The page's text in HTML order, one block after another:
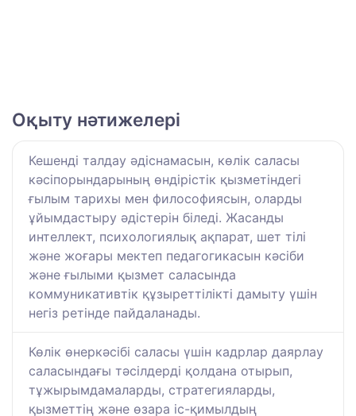
Оқыту нәтижелері
Кешенді талдау әдіснамасын, көлік саласы
кәсіпорындарының өндірістік қызметіндегі
ғылым тарихы мен философиясын, оларды
ұйымдастыру әдістерін біледі. Жасанды
интеллект, психологиялық ақпарат, шет тілі
және жоғары мектеп педагогикасын кәсіби
және ғылыми қызмет саласында
коммуникативтік құзыреттілікті дамыту үшін
негіз ретінде пайдаланады.
Көлік өнеркәсібі саласы үшін кадрлар даярлау
саласындағы тәсілдерді қолдана отырып,
тұжырымдамаларды, стратегияларды,
қызметтің және өзара іс-қимылдың